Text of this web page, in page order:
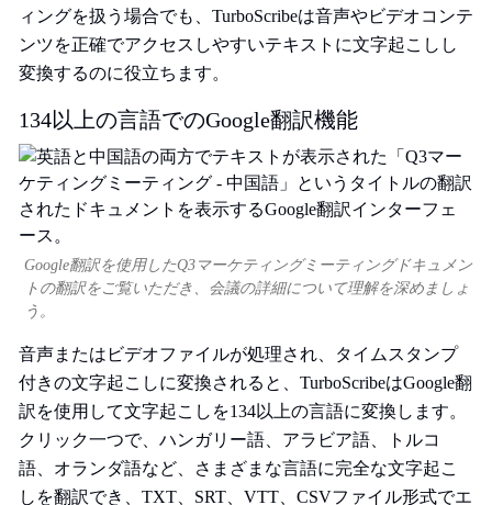
ィングを扱う場合でも、TurboScribeは音声やビデオコンテ
ンツを正確でアクセスしやすいテキストに文字起こしし
変換するのに役立ちます。
134以上の言語でのGoogle翻訳機能
Google翻訳を使用したQ3マーケティングミーティングドキュメン
トの翻訳をご覧いただき、会議の詳細について理解を深めましょ
う。
音声またはビデオファイルが処理され、タイムスタンプ
付きの文字起こしに変換されると、TurboScribeはGoogle翻
訳を使用して文字起こしを134以上の言語に変換します。
クリック一つで、ハンガリー語、アラビア語、トルコ
語、オランダ語など、さまざまな言語に完全な文字起こ
しを翻訳でき、TXT、SRT、VTT、CSVファイル形式でエ